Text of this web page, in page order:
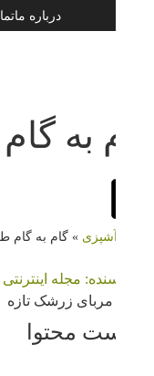
درباره ماتماس
خشکی لب با
به گام
آشپزی» گام به گام طرز
مجله اینترنتی
محتوا